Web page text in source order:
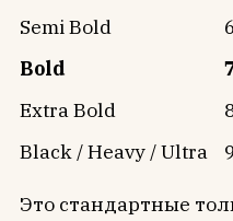
Semi Bold
Bold
Extra Bold
Black / Heavy / Ultra
Это стандартные